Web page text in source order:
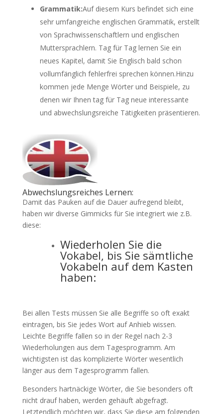
Grammatik:Auf diesem Kurs befindet sich eine
sehr umfangreiche englischen Grammatik, erstellt
von Sprachwissenschaftlern und englischen
Muttersprachlern. Tag für Tag lernen Sie ein
neues Kapitel, damit Sie Englisch bald schon
vollumfänglich fehlerfrei sprechen können.Hinzu
kommen jede Menge Wörter und Beispiele, zu
denen wir Ihnen tag für Tag neue interessante
und abwechslungsreiche Tätigkeiten präsentieren.
Abwechslungsreiches Lernen:
Damit das Pauken auf die Dauer aufregend bleibt,
haben wir diverse Gimmicks für Sie integriert wie z.B.
diese:
Wiederholen Sie die
Vokabel, bis Sie sämtliche
Vokabeln auf dem Kasten
haben:
Bei allen Tests müssen Sie alle Begriffe so oft exakt
eintragen, bis Sie jedes Wort auf Anhieb wissen.
Leichte Begriffe fallen so in der Regel nach 2-3
Wiederholungen aus dem Tagesprogramm. Am
wichtigsten ist das komplizierte Wörter wesentlich
länger aus dem Tagesprogramm fallen.
Besonders hartnäckige Wörter, die Sie besonders oft
nicht drauf haben, werden gehäuft abgefragt.
Letztendlich möchten wir, dass Sie diese am folgenden